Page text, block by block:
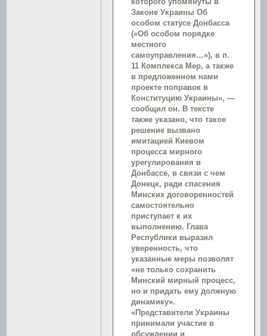
Законе Украины Об
особом статусе Донбасса
(«Об особом порядке
местного
самоуправления…»), в п.
11 Комплекса Мер, а также
в предложенном нами
проекте поправок в
Конституцию Украины», —
сообщил он. В тексте
также указано, что такое
решение вызвано
имитацией Киевом
процесса мирного
урегулирования в
Донбассе, в связи с чем
Донецк, ради спасения
Минских договоренностей
самостоятельно
приступает к их
выполнению. Глава
Республики выразил
уверенность, что
указанные меры позволят
«не только сохранить
Минский мирный процесс,
но и придать ему должную
динамику».
«Представители Украины
принимали участие в
обсуждении и